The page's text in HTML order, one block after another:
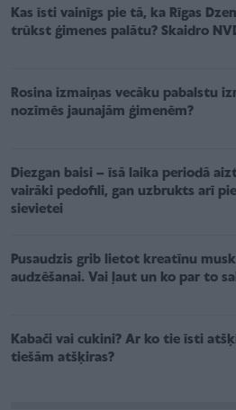
Kas īsti vainīgs pie tā, ka Rīgas
trūkst ģimenes palātu? Skaidro
Rosina izmaiņas vecāku pabalstu
nozīmēs jaunajām ģimenēm?
Diezgan baisi – īsā laika periodā
vairāki pedofili, gan uzbrukts arī
sievietei
Pusaudzis grib lietot kreatīnu
audzēšanai. Vai ļaut un ko par to
Kabači vai cukini? Ar ko tie īsti
tiešām atšķiras?